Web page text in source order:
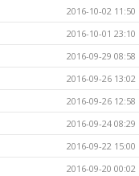
2016-10-02 11:50
2016-10-01 23:10
2016-09-29 08:58
2016-09-26 13:02
2016-09-26 12:58
2016-09-24 08:29
2016-09-22 15:00
2016-09-20 00:02